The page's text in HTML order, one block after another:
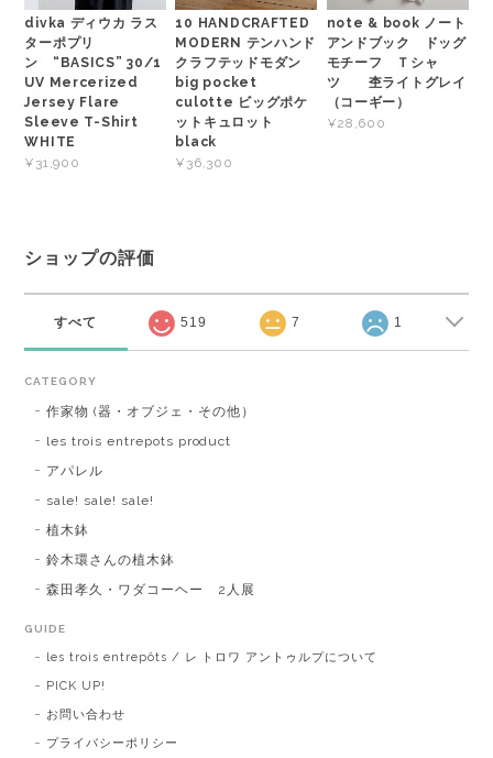
divka ディウカ ラス
ターポプリ
ン “BASICS” 30/1
UV Mercerized
Jersey Flare
Sleeve T-Shirt
WHITE
¥31,900
10 HANDCRAFTED
MODERN テンハンド
クラフテッドモダン
big pocket
culotte ビッグポケ
ットキュロット
black
¥36,300
note & book ノート
アンドブック ドッグ
モチーフ Ｔシャ
ツ 杢ライトグレイ
（コーギー）
¥28,600
ショップの評価
すべて 519 7 1
CATEGORY
作家物 (器・オブジェ・その他）
les trois entrepots product
アパレル
sale! sale! sale!
植木鉢
鈴木環さんの植木鉢
森田孝久・ワダコーヘー 2人展
GUIDE
les trois entrepôts / レ トロワ アントゥルプについて
PICK UP!
お問い合わせ
プライバシーポリシー